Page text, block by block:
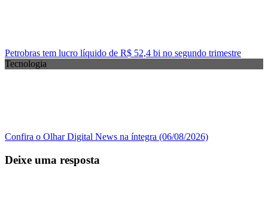
Petrobras tem lucro líquido de R$ 52,4 bi no segundo trimestre
Tecnologia
Confira o Olhar Digital News na íntegra (06/08/2026)
Deixe uma resposta